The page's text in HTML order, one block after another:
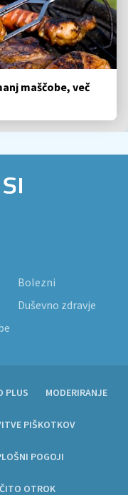
maščobe, več
Bolezni
Duševno zdravje
PLUS MODERIRANJE
PIŠKOTKOV
POGOJI
OTROK